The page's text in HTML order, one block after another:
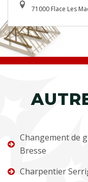
71000 Flace Les
Changement de
Bresse
Charpentier